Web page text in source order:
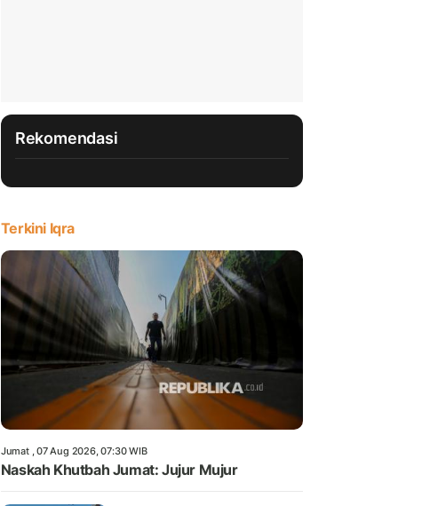
Rekomendasi
Terkini Iqra
Jumat , 07 Aug 2026, 07:30 WIB
Naskah Khutbah Jumat: Jujur Mujur